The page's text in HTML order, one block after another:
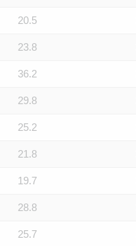
20.5
23.8
36.2
29.8
25.2
21.8
19.7
28.8
25.7